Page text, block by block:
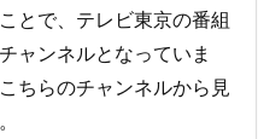
とで、テレビ東京の番組
ャンネルとなっていま
ちらのチャンネルから見